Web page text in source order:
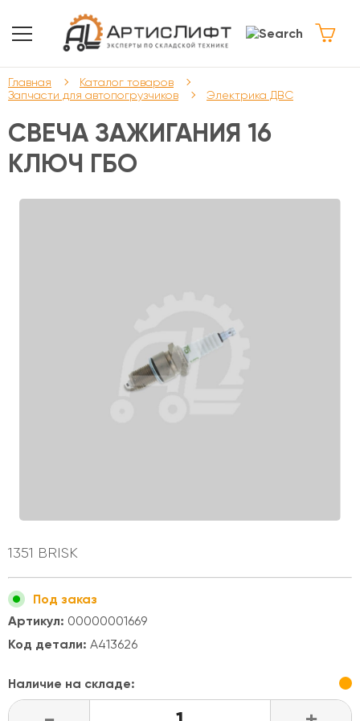
Главная
Каталог товаров
Запчасти для автопогрузчиков
Электрика ДВС
СВЕЧА ЗАЖИГАНИЯ 16
КЛЮЧ ГБО
1351 BRISK
Под заказ
Артикул: 00000001669
Код детали: A413626
Наличие на складе: